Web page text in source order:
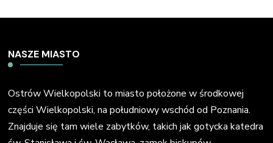
NASZE MIASTO
Ostrów Wielkopolski to miasto położone w środkowej
części Wielkopolski, na południowy wschód od Poznania.
Znajduje się tam wiele zabytków, takich jak gotycka katedra